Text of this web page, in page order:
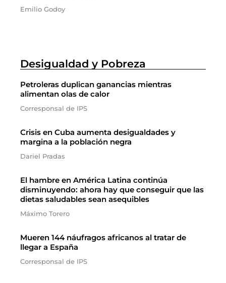
Emilio Godoy
Desigualdad y Pobreza
Petroleras duplican ganancias mientras
alimentan olas de calor
Corresponsal de IPS
Crisis en Cuba aumenta desigualdades y
margina a la población negra
Dariel Pradas
El hambre en América Latina continúa
disminuyendo: ahora hay que conseguir que las
dietas saludables sean asequibles
Máximo Torero
Mueren 144 náufragos africanos al tratar de
llegar a España
Corresponsal de IPS